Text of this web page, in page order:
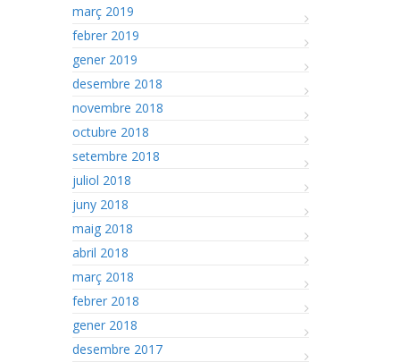
març 2019
febrer 2019
gener 2019
desembre 2018
novembre 2018
octubre 2018
setembre 2018
juliol 2018
juny 2018
maig 2018
abril 2018
març 2018
febrer 2018
gener 2018
desembre 2017